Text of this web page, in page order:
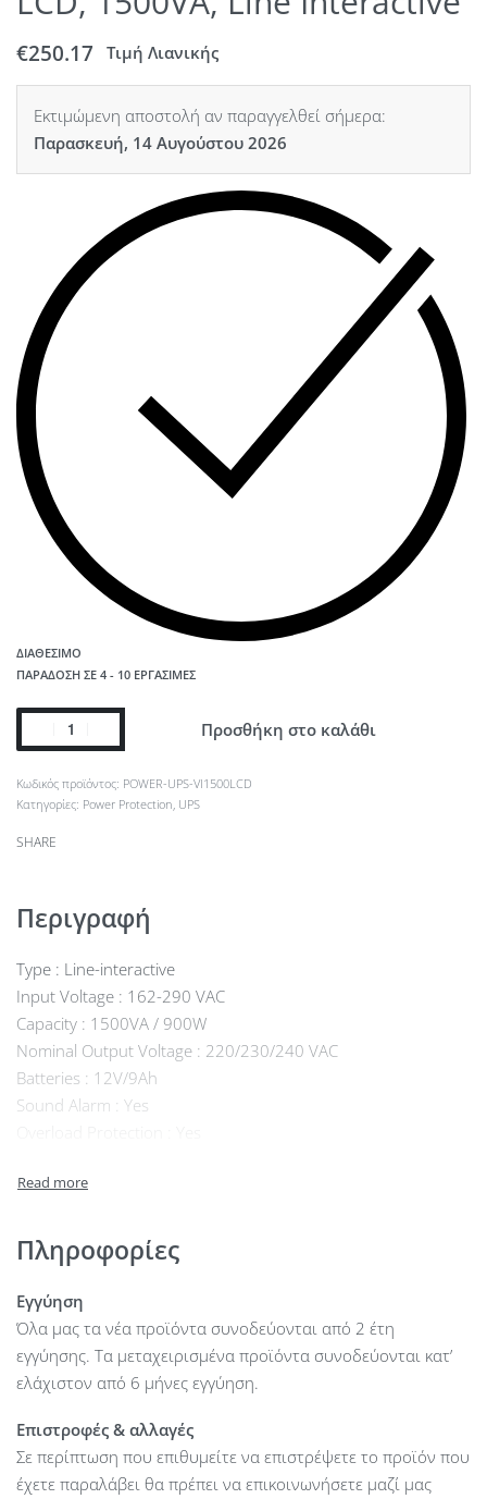
€250.17 Τιμή Λιανικής
Εκτιμώμενη αποστολή αν παραγγελθεί σήμερα:
Παρασκευή, 14 Αυγούστου 2026
ΔΙΑΘΈΣΙΜΟ
ΠΑΡΆΔΟΣΗ ΣΕ 4 - 10 ΕΡΓΆΣΙΜΕΣ
Προσθήκη στο καλάθι
POWER-UPS-VI1500LCD
Κατηγορίες: Power Protection UPS
SHARE
Περιγραφή
Type : Line-interactive
Input Voltage : 162-290 VAC
Capacity : 1500VA / 900W
Nominal Output Voltage : 220/230/240 VAC
Batteries : 12V/9Ah
Sound Alarm : Yes
Output Connections : 2x Schuko Outlet, 2x IEC C13 Outlet
Waveform : Simulated Sine Wave
Number of batteries : 2
External Battery Connection : No optional battery pack
Communication : USB
Recharge Time : 4h to 90%
Noise Level : < 40dB Backup Time : Full Load Backup Time - 1
Range(Output) : ±1Hz (battery mode) Alarm : Yes Dimension :
397 x 146 x 205 mm
Πληροφορίες
Εγγύηση
Όλα μας τα νέα προϊόντα συνοδεύονται από 2 έτη
εγγύησης. Τα μεταχειρισμένα προϊόντα συνοδεύονται κατ’
ελάχιστον από 6 μήνες εγγύηση.
Επιστροφές & αλλαγές
Σε περίπτωση που επιθυμείτε να επιστρέψετε το προϊόν που
έχετε παραλάβει θα πρέπει να επικοινωνήσετε μαζί μας